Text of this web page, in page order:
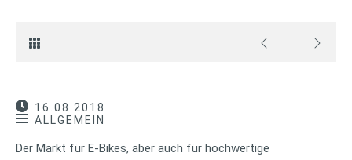
16.08.2018
ALLGEMEIN
Der Markt für E-Bikes, aber auch für hochwertige